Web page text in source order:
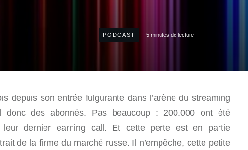
PODCAST 5minutes de lecture
depuis son entrée fulgurante dans l’arène du streaming
donc des abonnés. Pas beaucoup : 200.000 ont été
leur dernier earning call. Et cette perte est en partie
de la firme du marché russe. Il n’empêche, cette petite